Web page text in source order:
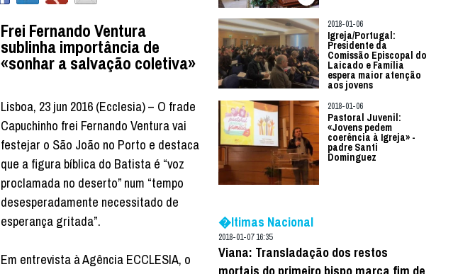
Frei Fernando Ventura
sublinha importância de
«sonhar a salvação coletiva»
Lisboa, 23 jun 2016 (Ecclesia) – O frade
Capuchinho frei Fernando Ventura vai
festejar o São João no Porto e destaca
que a figura bíblica do Batista é “voz
proclamada no deserto” num “tempo
desesperadamente necessitado de
esperança gritada”.
Em entrevista à Agência ECCLESIA, o
2018-01-06
Igreja/Portugal:
Presidente da
Comissão Episcopal do
Laicado e Família
espera maior atenção
aos jovens
2018-01-06
Pastoral Juvenil:
«Jovens pedem
coerência à Igreja» -
padre Santi
Dominguez
�ltimas Nacional
2018-01-07 16:35
Viana: Transladação dos restos